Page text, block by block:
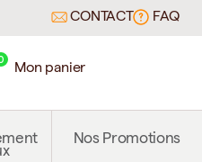
CONTACT FAQ
Mon panier
Nos Promotions